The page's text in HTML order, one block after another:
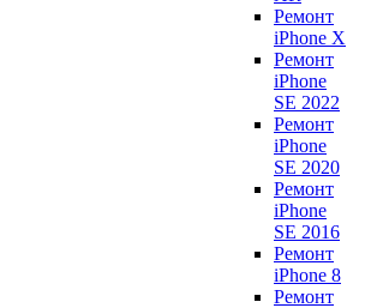
Ремонт
iPhone X
Ремонт
iPhone
SE 2022
Ремонт
iPhone
SE 2020
Ремонт
iPhone
SE 2016
Ремонт
iPhone 8
Ремонт